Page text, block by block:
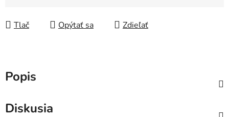
Tlač Opýtať sa Zdieľať
Popis
Diskusia